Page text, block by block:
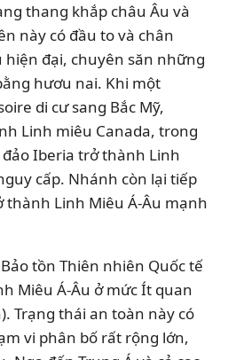
thang khắp châu Âu và
này có đầu to và chân
đại, chuyên săn những
hươu nai. Khi một
di cư sang Bắc Mỹ,
Linh miêu Canada, trong
Iberia trở thành Linh
cấp. Nhánh còn lại tiếp
Linh Miêu Á-Âu mạnh
tồn Thiên nhiên Quốc tế
Miêu Á-Âu ở mức Ít quan
Trạng thái an toàn này có
vi phân bố rất rộng lớn,